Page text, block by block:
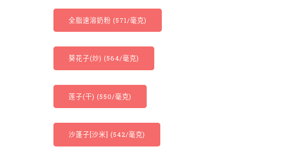
全脂速溶奶粉 (571/毫克)
葵花子(炒) (564/毫克)
莲子(干) (550/毫克)
沙蓬子[沙米] (542/毫克)